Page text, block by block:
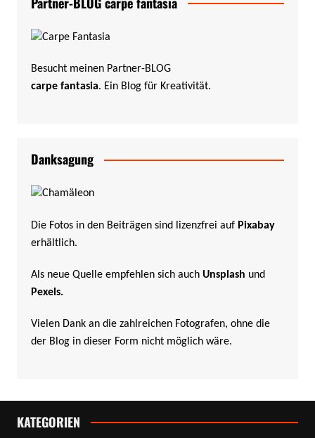
Besucht meinen Partner-BLOG
carpe fantasia. Ein Blog für Kreativität.
Danksagung
Die Fotos in den Beiträgen sind lizenzfrei auf Pixabay
erhältlich.
Als neue Quelle empfehlen sich auch Unsplash und
Pexels.
Vielen Dank an die zahlreichen Fotografen, ohne die
der Blog in dieser Form nicht möglich wäre.
KATEGORIEN